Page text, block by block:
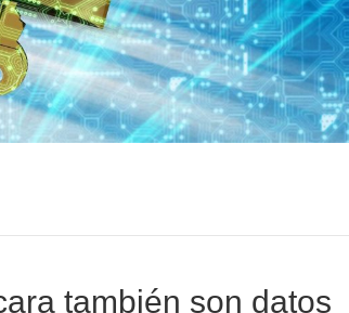
también son datos